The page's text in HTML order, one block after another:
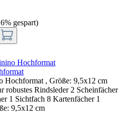
gespart)
Hochformat , Größe: 9,5x12 cm
robustes Rindsleder 2 Scheinfächer
1 Sichtfach 8 Kartenfächer 1
9,5x12 cm